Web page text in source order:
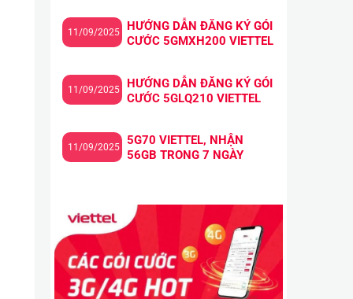
HƯỚNG DẪN ĐĂNG KÝ GÓI
CƯỚC 5GMXH200 VIETTEL
11/09/2025
HƯỚNG DẪN ĐĂNG KÝ GÓI
CƯỚC 5GLQ210 VIETTEL
11/09/2025
5G70 VIETTEL, NHẬN
56GB TRONG 7 NGÀY
11/09/2025